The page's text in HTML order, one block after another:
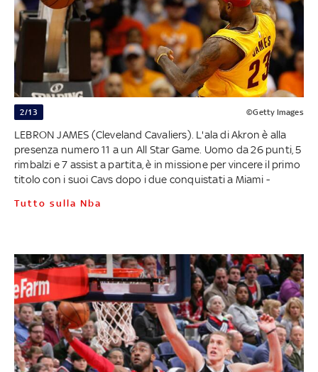
2/13 ©Getty Images
LEBRON JAMES (Cleveland Cavaliers). L'ala di Akron è alla
presenza numero 11 a un All Star Game. Uomo da 26 punti, 5
rimbalzi e 7 assist a partita, è in missione per vincere il primo
titolo con i suoi Cavs dopo i due conquistati a Miami -
Tutto sulla Nba